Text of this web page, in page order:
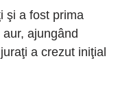
şi a fost prima
ajungând
a crezut iniţial